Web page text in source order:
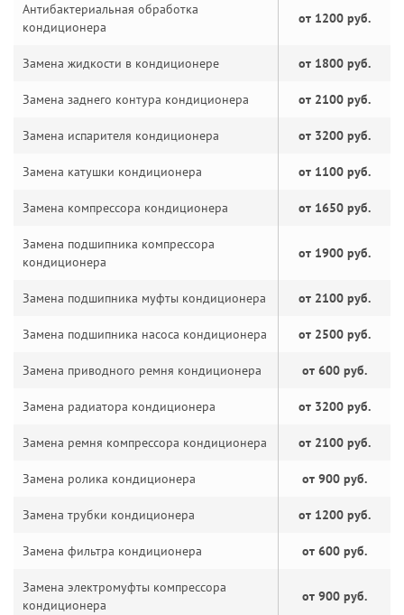
Антибактериальная обработка
кондиционера
от 1200 руб.
Замена жидкости в кондиционере от 1800 руб.
Замена заднего контура кондиционера от 2100 руб.
Замена испарителя кондиционера от 3200 руб.
Замена катушки кондиционера от 1100 руб.
Замена компрессора кондиционера от 1650 руб.
Замена подшипника компрессора
кондиционера
от 1900 руб.
Замена подшипника муфты кондиционера от 2100 руб.
Замена подшипника насоса кондиционера от 2500 руб.
Замена приводного ремня кондиционера от 600 руб.
Замена радиатора кондиционера от 3200 руб.
Замена ремня компрессора кондиционера от 2100 руб.
Замена ролика кондиционера от 900 руб.
Замена трубки кондиционера от 1200 руб.
Замена фильтра кондиционера от 600 руб.
Замена электромуфты компрессора
кондиционера
от 900 руб.